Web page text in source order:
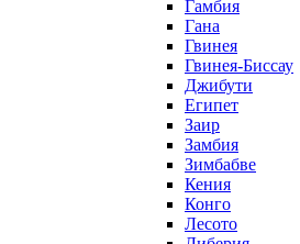
Гамбия
Гана
Гвинея
Гвинея-Биссау
Джибути
Египет
Заир
Замбия
Зимбабве
Кения
Конго
Лесото